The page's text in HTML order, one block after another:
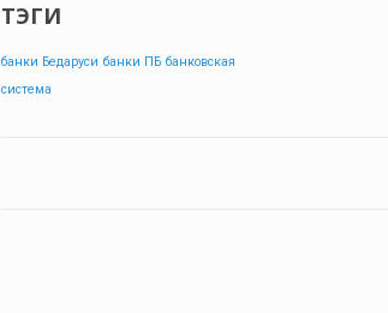
ТЭГИ
банки Бедаруси банки ПБ банковская
система